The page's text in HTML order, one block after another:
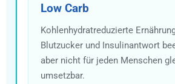
Low Carb
Kohlenhydratreduzierte
Blutzucker und Insulinantwort
aber nicht für jeden Menschen
umsetzbar.